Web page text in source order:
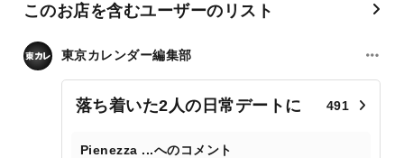
このお店を含むユーザーのリスト
東京カレンダー編集部
落ち着いた2人の日常デートに 491
Pienezza ...へのコメント